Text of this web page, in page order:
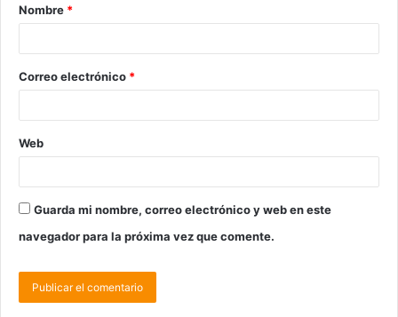
Nombre *
Correo electrónico *
Web
Guarda mi nombre, correo electrónico y web en este
navegador para la próxima vez que comente.